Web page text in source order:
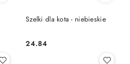
Szelki dla kota - niebieskie
Cena:
24.84